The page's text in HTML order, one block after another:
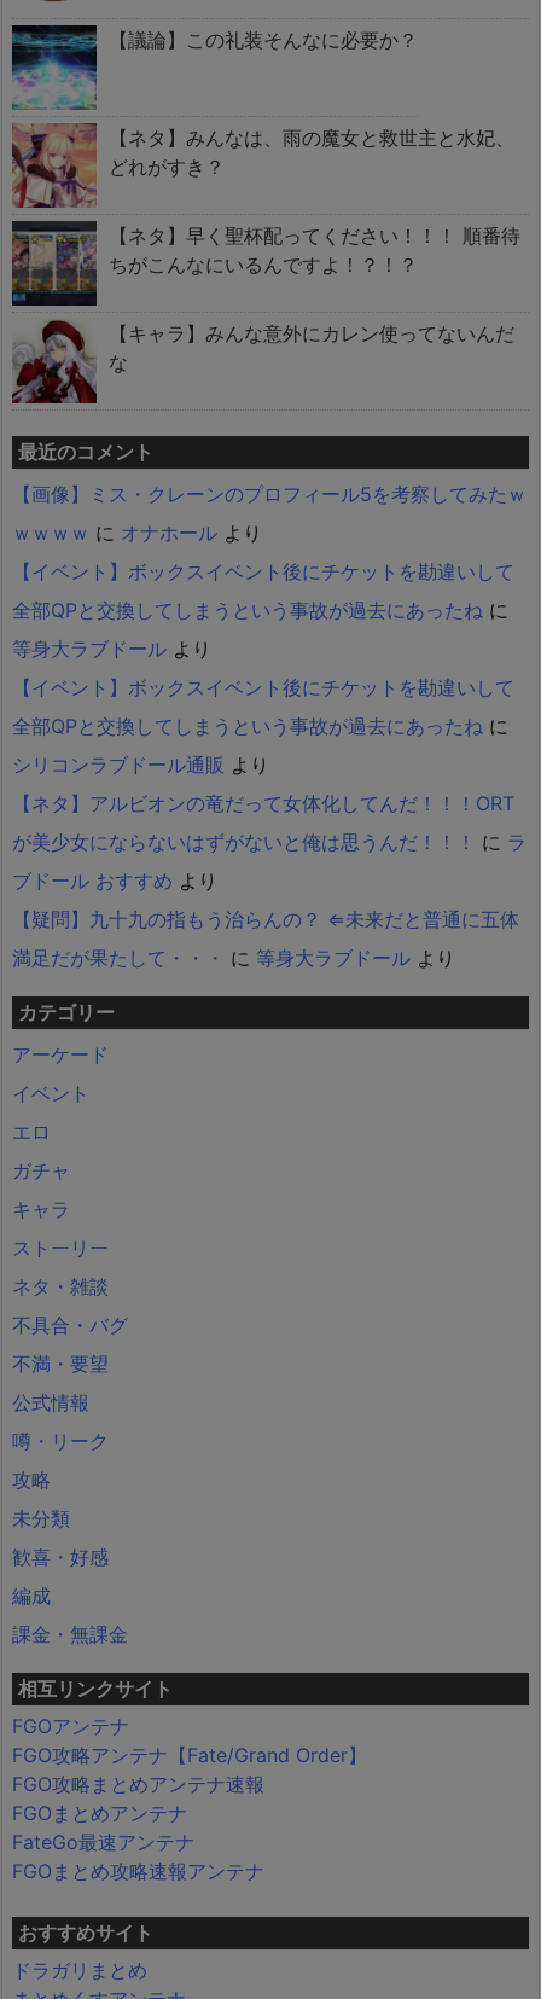
【議論】この礼装そんなに必要か？
【ネタ】みんなは、雨の魔女と救世主と水妃、
どれがすき？
【ネタ】早く聖杯配ってください！！！ 順番待
ちがこんなにいるんですよ！？！？
【キャラ】みんな意外にカレン使ってないんだ
な
最近のコメント
【画像】ミス・クレーンのプロフィール5を考察してみたｗ
ｗｗｗｗ に オナホール より
【イベント】ボックスイベント後にチケットを勘違いして
全部QPと交換してしまうという事故が過去にあったね に
等身大ラブドール より
【イベント】ボックスイベント後にチケットを勘違いして
全部QPと交換してしまうという事故が過去にあったね に
シリコンラブドール通販 より
【ネタ】アルビオンの竜だって女体化してんだ！！！ORT
が美少女にならないはずがないと俺は思うんだ！！！
に ラ
ブドール おすすめ より
【疑問】九十九の指もう治らんの？ ⇐未来だと普通に五体
満足だが果たして・・・ に 等身大ラブドール より
カテゴリー
アーケード
イベント
エロ
ガチャ
キャラ
ストーリー
ネタ・雑談
不具合・バグ
不満・要望
公式情報
噂・リーク
攻略
未分類
歓喜・好感
編成
課金・無課金
相互リンクサイト
FGOアンテナ
FGO攻略アンテナ【Fate/Grand Order】
FGO攻略まとめアンテナ速報
FGOまとめアンテナ
FateGo最速アンテナ
FGOまとめ攻略速報アンテナ
おすすめサイト
ドラガリまとめ